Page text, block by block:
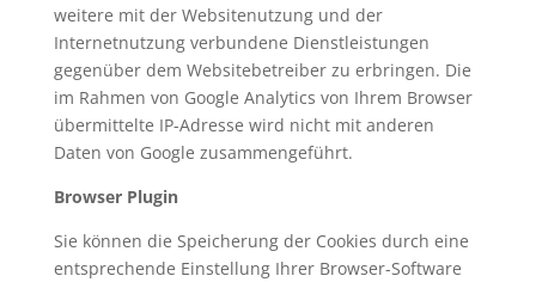
weitere mit der Websitenutzung und der
Internetnutzung verbundene Dienstleistungen
gegenüber dem Websitebetreiber zu erbringen. Die
im Rahmen von Google Analytics von Ihrem Browser
übermittelte IP-Adresse wird nicht mit anderen
Daten von Google zusammengeführt.
Browser Plugin
Sie können die Speicherung der Cookies durch eine
entsprechende Einstellung Ihrer Browser-Software